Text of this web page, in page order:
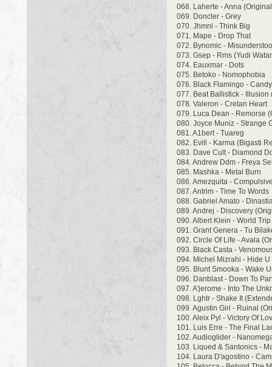
068. Laherte - Anna
069. Doncler - Grey
070. Jhmnl - Think Big
071. Mape - Drop That
072. Bynomic -
073. Gsep - Rms (Yudi
074. Eauxmar - Dots
075. Betoko - Nomophobia
076. Black Flamingo -
077. Beat Ballistick - Illusion
078. Valeron - Cretan Heart
079. Luca Dean - Remorse
080. Joyce Muniz - Strange
081. A1bert - Tuareg
082. Evill - Karma (Bigasti
083. Dave Cult - Diamond
084. Andrew Ddm - Freya
085. Mashka - Metal Burn
086. Amezquita -
087. Antrim - Time To Words
088. Gabriel Amato -
089. Andrej - Discovery
090. Albert Klein - World
091. Grant Genera - Tu
092. Circle Of Life - Avala
093. Black Casta -
094. Michel Mizrahi - Hide U
095. Blunt Smooka - Wake
096. Danblast - Down To
097. A'jerome - Into The
098. Lghtr - Shake It
099. Agustin Giri - Ruinal
100. Aleix Pyl - Victory Of
101. Luis Erre - The Final
102. Audioglider -
103. Liqued & Santonics -
104. Laura D'agostino -